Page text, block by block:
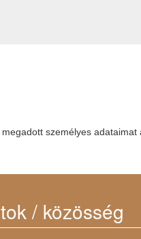
személyes adataimat
/ közösség